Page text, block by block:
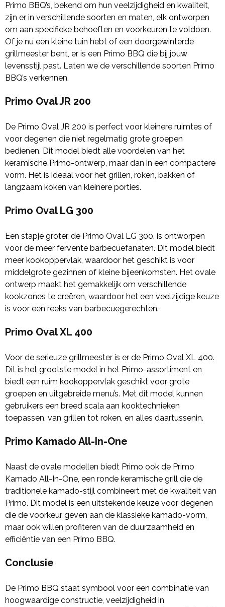
Primo BBQ’s, bekend om hun veelzijdigheid en kwaliteit,
zijn er in verschillende soorten en maten, elk ontworpen
om aan specifieke behoeften en voorkeuren te voldoen.
Of je nu een kleine tuin hebt of een doorgewinterde
grillmeester bent, er is een Primo BBQ die bij jouw
levensstijl past. Laten we de verschillende soorten Primo
BBQ’s verkennen.
Primo Oval JR 200
De Primo Oval JR 200 is perfect voor kleinere ruimtes of
voor degenen die niet regelmatig grote groepen
bedienen. Dit model biedt alle voordelen van het
keramische Primo-ontwerp, maar dan in een compactere
vorm. Het is ideaal voor het grillen, roken, bakken of
langzaam koken van kleinere porties.
Primo Oval LG 300
Een stapje groter, de Primo Oval LG 300, is ontworpen
voor de meer fervente barbecuefanaten. Dit model biedt
meer kookoppervlak, waardoor het geschikt is voor
middelgrote gezinnen of kleine bijeenkomsten. Het ovale
ontwerp maakt het gemakkelijk om verschillende
kookzones te creëren, waardoor het een veelzijdige keuze
is voor een reeks van barbecuegerechten.
Primo Oval XL 400
Voor de serieuze grillmeester is er de Primo Oval XL 400.
Dit is het grootste model in het Primo-assortiment en
biedt een ruim kookoppervlak geschikt voor grote
groepen en uitgebreide menu’s. Met dit model kunnen
gebruikers een breed scala aan kooktechnieken
toepassen, van grillen tot roken, en alles daartussenin.
Primo Kamado All-In-One
Naast de ovale modellen biedt Primo ook de Primo
Kamado All-In-One, een ronde keramische grill die de
traditionele kamado-stijl combineert met de kwaliteit van
Primo. Dit model is een uitstekende keuze voor degenen
die de voorkeur geven aan de klassieke kamado-vorm,
maar ook willen profiteren van de duurzaamheid en
efficiëntie van een Primo BBQ.
Conclusie
De Primo BBQ staat symbool voor een combinatie van
hoogwaardige constructie, veelzijdigheid in